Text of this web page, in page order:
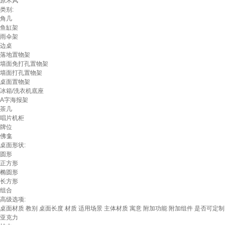
类别:
角几
鱼缸架
雨伞架
边桌
落地置物架
墙面免打孔置物架
墙面打孔置物架
桌面置物架
冰箱/洗衣机底座
A字海报架
茶几
唱片机柜
牌位
佛龛
桌面形状:
圆形
正方形
椭圆形
长方形
组合
高级选项:
桌面材质 教别 桌面长度 材质 适用场景 主体材质 寓意 附加功能 附加组件 是否可定制
亚克力